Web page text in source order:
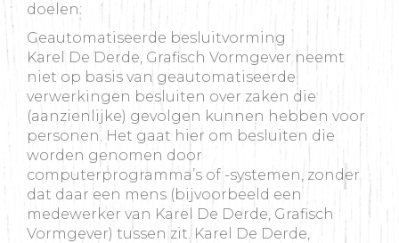
doelen:
Geautomatiseerde besluitvorming
Karel De Derde, Grafisch Vormgever neemt
niet op basis van geautomatiseerde
verwerkingen besluiten over zaken die
(aanzienlijke) gevolgen kunnen hebben voor
personen. Het gaat hier om besluiten die
worden genomen door
computerprogramma’s of -systemen, zonder
dat daar een mens (bijvoorbeeld een
medewerker van Karel De Derde, Grafisch
Vormgever) tussen zit. Karel De Derde,